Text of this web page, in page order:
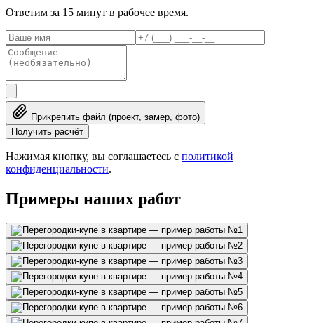
Ответим за 15 минут в рабочее время.
Прикрепить файл (проект, замер, фото)
Получить расчёт
Нажимая кнопку, вы соглашаетесь с политикой
конфиденциальности.
Примеры наших работ